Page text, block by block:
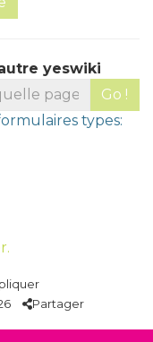
yeswiki
Go !
types:
Partager